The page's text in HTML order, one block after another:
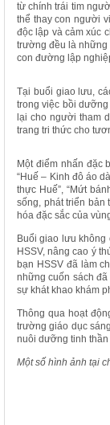
từ chính trái tim
thể thay con người
độc lập và cảm xúc
trường đều là những
con đường lập
Tại buổi giao lưu,
trong việc bồi
lại cho người tham
trang tri thức cho
Một điểm nhấn đặc
“Huế – Kinh đô áo
thực Huế”, “Mứt
sống, phát triển bản
hóa đặc sắc của
Buổi giao lưu
HSSV, nâng cao ý
bạn HSSV đã làm
những cuốn sách
sự khát khao khám
Thông qua hoạt
trường giáo dục
nuôi dưỡng tinh
Một số hình ảnh tại